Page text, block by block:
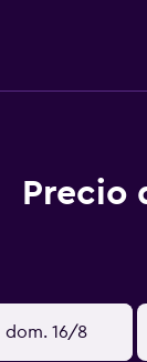
Precio
dom. 16/8